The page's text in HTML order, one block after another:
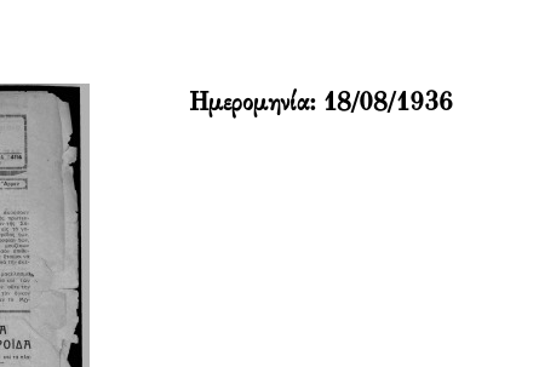
Ημερομηνία: 18/08/1936